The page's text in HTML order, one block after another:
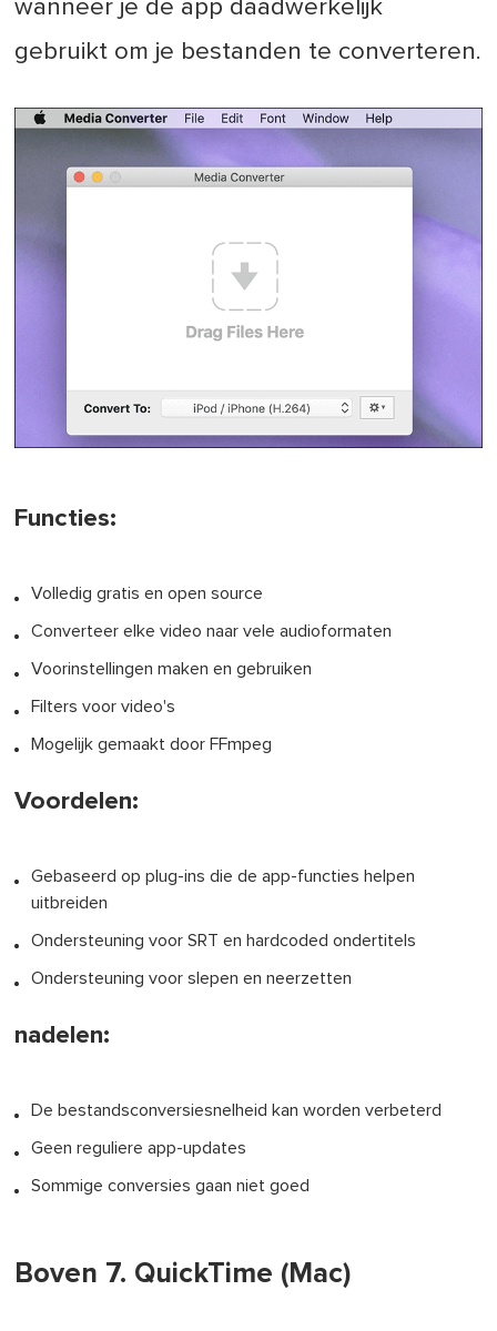
wanneer je de app daadwerkelijk
gebruikt om je bestanden te converteren.
Functies:
Volledig gratis en open source
Converteer elke video naar vele audioformaten
Voorinstellingen maken en gebruiken
Filters voor video's
Mogelijk gemaakt door FFmpeg
Voordelen:
Gebaseerd op plug-ins die de app-functies helpen
uitbreiden
Ondersteuning voor SRT en hardcoded ondertitels
Ondersteuning voor slepen en neerzetten
nadelen:
De bestandsconversiesnelheid kan worden verbeterd
Geen reguliere app-updates
Sommige conversies gaan niet goed
Boven 7. QuickTime (Mac)